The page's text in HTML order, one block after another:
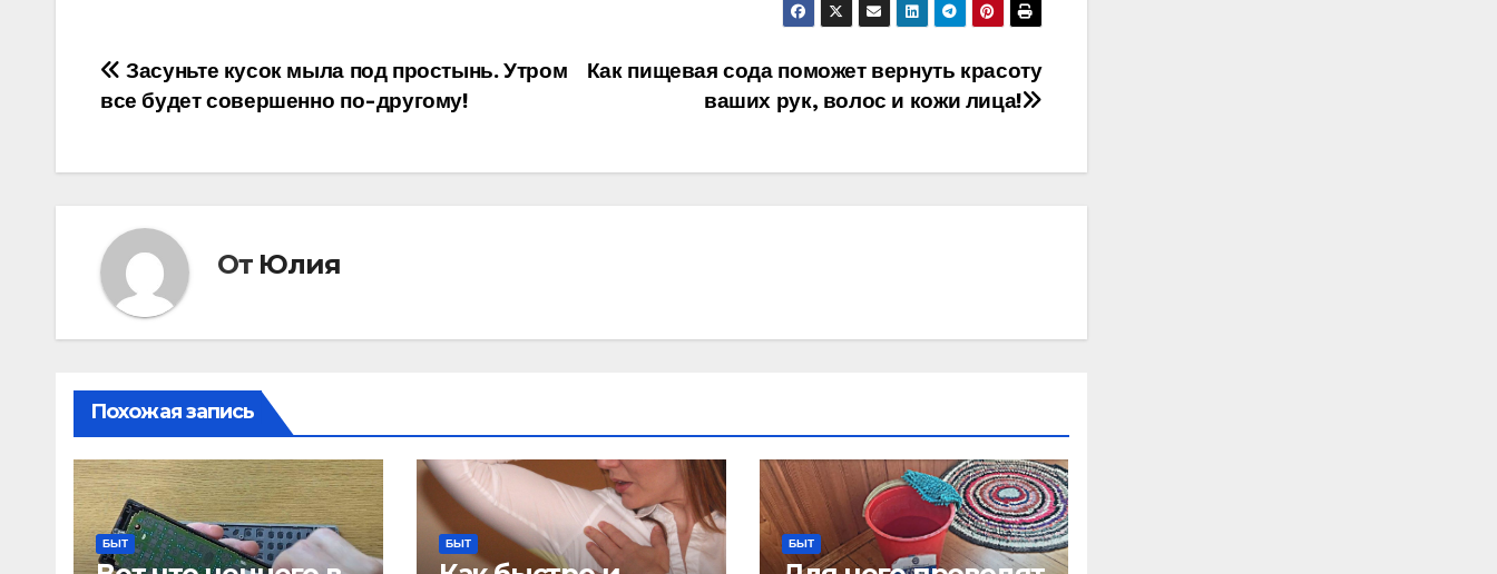
Навигация
записям
Как пищевая сода поможет вернуть красоту
ваших рук, волос и кожи лица!
Засуньте кусок мыла под простынь. Утром
все будет совершенно по-другому!
От Юлия
Похожая запись
БЫТ БЫТ БЫТ